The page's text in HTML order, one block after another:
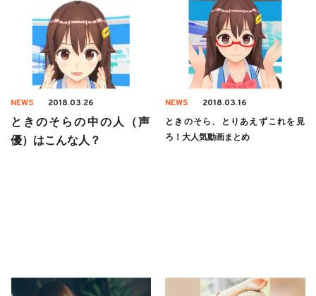
NEWS 2018.03.26
ときのそらの中の人（声
優）はこんな人？
NEWS 2018.03.16
ときのそら、とりあえずこれを見
ろ！大人気動画まとめ